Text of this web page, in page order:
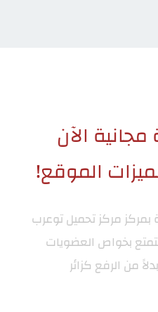
الآن
الموقع!
مركز تحميل توعرب
بخواص العضويات
من الرفع كزائر